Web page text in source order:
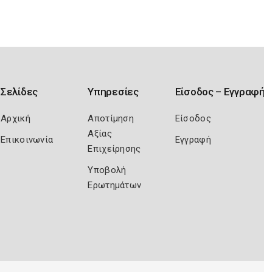
Σελίδες
Αρχική
Επικοινωνία
Υπηρεσίες
Αποτίμηση
Αξίας
Επιχείρησης
Υποβολή
Ερωτημάτων
Είσοδος –
Είσοδος
Εγγραφή